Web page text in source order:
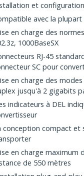
et
avec la
en charge des
1000BaseSX
RJ-45
SC pour
en charge des
jusqu'à 2 gigabits
indicateurs à DEL
conception compact
en charge maximum
de 550 mètres